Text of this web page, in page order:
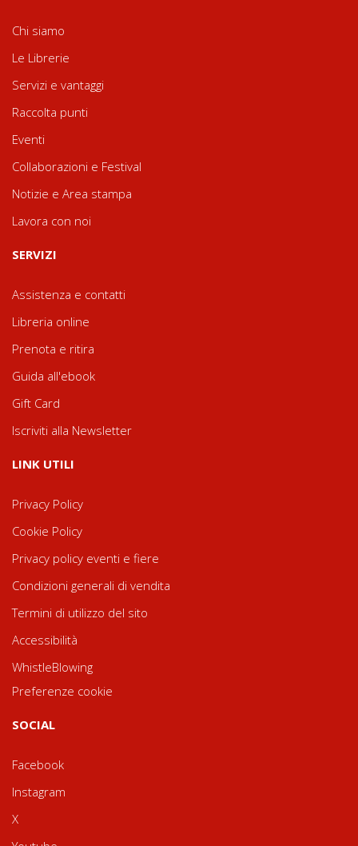
Chi siamo
Le Librerie
Servizi e vantaggi
Raccolta punti
Eventi
Collaborazioni e Festival
Notizie e Area stampa
Lavora con noi
SERVIZI
Assistenza e contatti
Libreria online
Prenota e ritira
Guida all'ebook
Gift Card
Iscriviti alla Newsletter
LINK UTILI
Privacy Policy
Cookie Policy
Privacy policy eventi e fiere
Condizioni generali di vendita
Termini di utilizzo del sito
Accessibilità
WhistleBlowing
Preferenze cookie
SOCIAL
Facebook
Instagram
X